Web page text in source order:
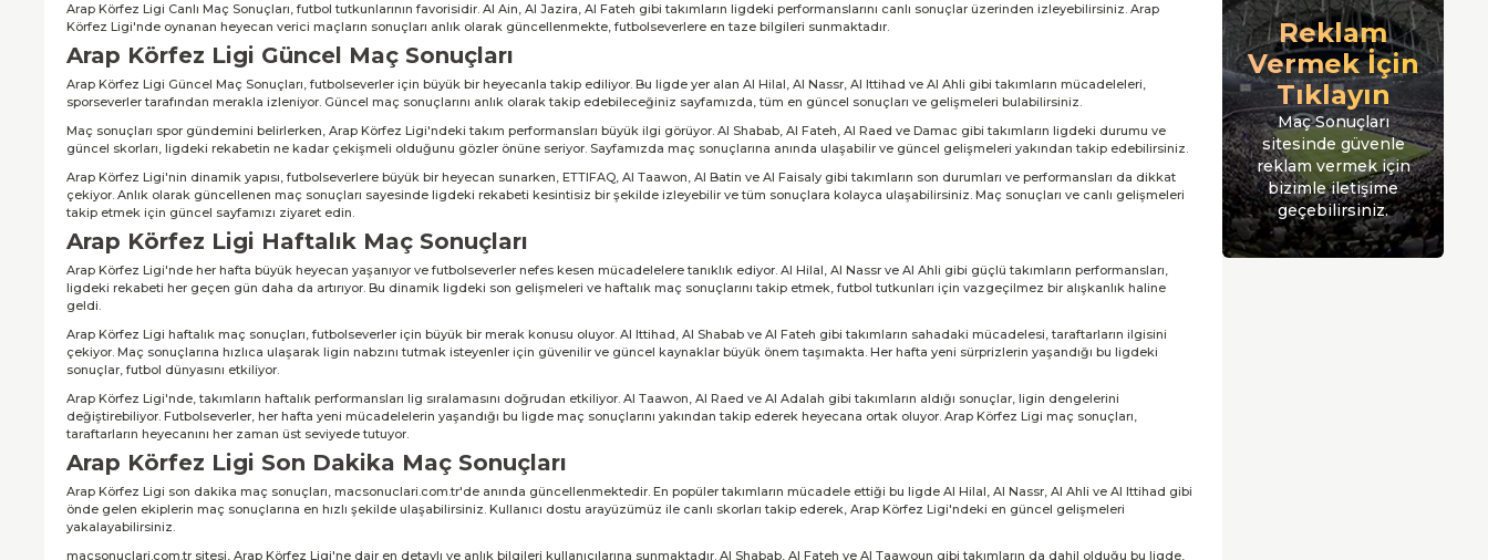
Arap Körfez Ligi Canlı Maç Sonuçları, futbol tutkunlarının favorisidir. Al Ain, Al Jazira, Al Fateh gibi takımların ligdeki performanslarını canlı sonuçlar üzerinden izleyebilirsiniz. Arap
Körfez Ligi'nde oynanan heyecan verici maçların sonuçları anlık olarak güncellenmekte, futbolseverlere en taze bilgileri sunmaktadır.
Arap Körfez Ligi Güncel Maç Sonuçları
Arap Körfez Ligi Güncel Maç Sonuçları, futbolseverler için büyük bir heyecanla takip ediliyor. Bu ligde yer alan Al Hilal, Al Nassr, Al Ittihad ve Al Ahli gibi takımların mücadeleleri,
sporseverler tarafından merakla izleniyor. Güncel maç sonuçlarını anlık olarak takip edebileceğiniz sayfamızda, tüm en güncel sonuçları ve gelişmeleri bulabilirsiniz.
Maç sonuçları spor gündemini belirlerken, Arap Körfez Ligi'ndeki takım performansları büyük ilgi görüyor. Al Shabab, Al Fateh, Al Raed ve Damac gibi takımların ligdeki durumu ve
güncel skorları, ligdeki rekabetin ne kadar çekişmeli olduğunu gözler önüne seriyor. Sayfamızda maç sonuçlarına anında ulaşabilir ve güncel gelişmeleri yakından takip edebilirsiniz.
Arap Körfez Ligi'nin dinamik yapısı, futbolseverlere büyük bir heyecan sunarken, ETTIFAQ, Al Taawon, Al Batin ve Al Faisaly gibi takımların son durumları ve performansları da dikkat
çekiyor. Anlık olarak güncellenen maç sonuçları sayesinde ligdeki rekabeti kesintisiz bir şekilde izleyebilir ve tüm sonuçlara kolayca ulaşabilirsiniz. Maç sonuçları ve canlı gelişmeleri
takip etmek için güncel sayfamızı ziyaret edin.
Arap Körfez Ligi Haftalık Maç Sonuçları
Arap Körfez Ligi'nde her hafta büyük heyecan yaşanıyor ve futbolseverler nefes kesen mücadelelere tanıklık ediyor. Al Hilal, Al Nassr ve Al Ahli gibi güçlü takımların performansları,
ligdeki rekabeti her geçen gün daha da artırıyor. Bu dinamik ligdeki son gelişmeleri ve haftalık maç sonuçlarını takip etmek, futbol tutkunları için vazgeçilmez bir alışkanlık haline
geldi.
Arap Körfez Ligi haftalık maç sonuçları, futbolseverler için büyük bir merak konusu oluyor. Al Ittihad, Al Shabab ve Al Fateh gibi takımların sahadaki mücadelesi, taraftarların ilgisini
çekiyor. Maç sonuçlarına hızlıca ulaşarak ligin nabzını tutmak isteyenler için güvenilir ve güncel kaynaklar büyük önem taşımakta. Her hafta yeni sürprizlerin yaşandığı bu ligdeki
sonuçlar, futbol dünyasını etkiliyor.
Arap Körfez Ligi'nde, takımların haftalık performansları lig sıralamasını doğrudan etkiliyor. Al Taawon, Al Raed ve Al Adalah gibi takımların aldığı sonuçlar, ligin dengelerini
değiştirebiliyor. Futbolseverler, her hafta yeni mücadelelerin yaşandığı bu ligde maç sonuçlarını yakından takip ederek heyecana ortak oluyor. Arap Körfez Ligi maç sonuçları,
taraftarların heyecanını her zaman üst seviyede tutuyor.
Arap Körfez Ligi Son Dakika Maç Sonuçları
Arap Körfez Ligi son dakika maç sonuçları, macsonuclari.com.tr'de anında güncellenmektedir. En popüler takımların mücadele ettiği bu ligde Al Hilal, Al Nassr, Al Ahli ve Al Ittihad gibi
önde gelen ekiplerin maç sonuçlarına en hızlı şekilde ulaşabilirsiniz. Kullanıcı dostu arayüzümüz ile canlı skorları takip ederek, Arap Körfez Ligi'ndeki en güncel gelişmeleri
yakalayabilirsiniz.
macsonuclari.com.tr sitesi, Arap Körfez Ligi'ne dair en detaylı ve anlık bilgileri kullanıcılarına sunmaktadır. Al Shabab, Al Fateh ve Al Taawoun gibi takımların da dahil olduğu bu ligde,
Reklam
Vermek İçin
Tıklayın
Maç Sonuçları
sitesinde güvenle
reklam vermek için
bizimle iletişime
geçebilirsiniz.